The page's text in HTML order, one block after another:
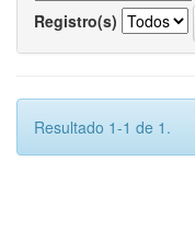
Registro(s)
Resultado 1-1 de 1.